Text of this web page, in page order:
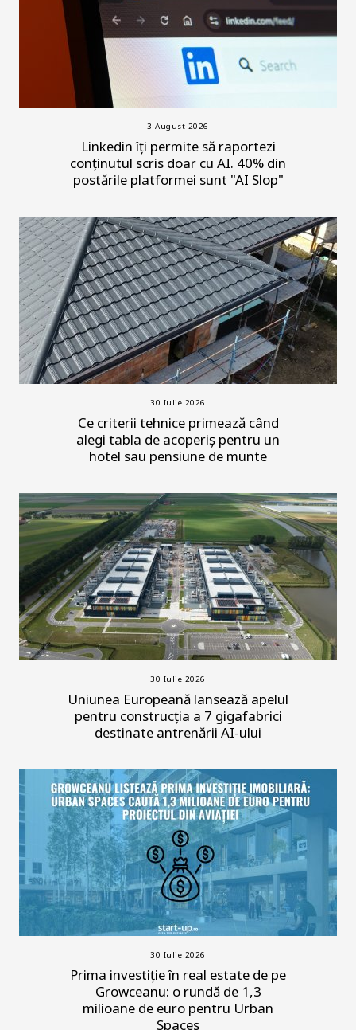
3 August 2026
Linkedin îți permite să raportezi
conținutul scris doar cu AI. 40% din
postările platformei sunt "AI Slop"
30 Iulie 2026
Ce criterii tehnice primează când
alegi tabla de acoperiș pentru un
hotel sau pensiune de munte
30 Iulie 2026
Uniunea Europeană lansează apelul
pentru construcția a 7 gigafabrici
destinate antrenării AI-ului
30 Iulie 2026
Prima investiție în real estate de pe
Growceanu: o rundă de 1,3
milioane de euro pentru Urban
Spaces